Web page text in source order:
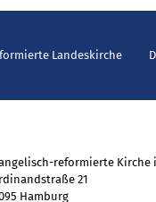
Landeskirche
reformierte Kirche
21
Hamburg